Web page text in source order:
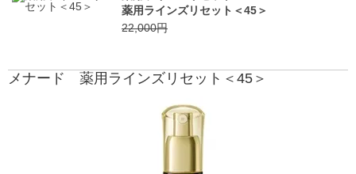
薬用ラインズリセット＜45＞
22,000円
メナード 薬用ラインズリセット＜45＞